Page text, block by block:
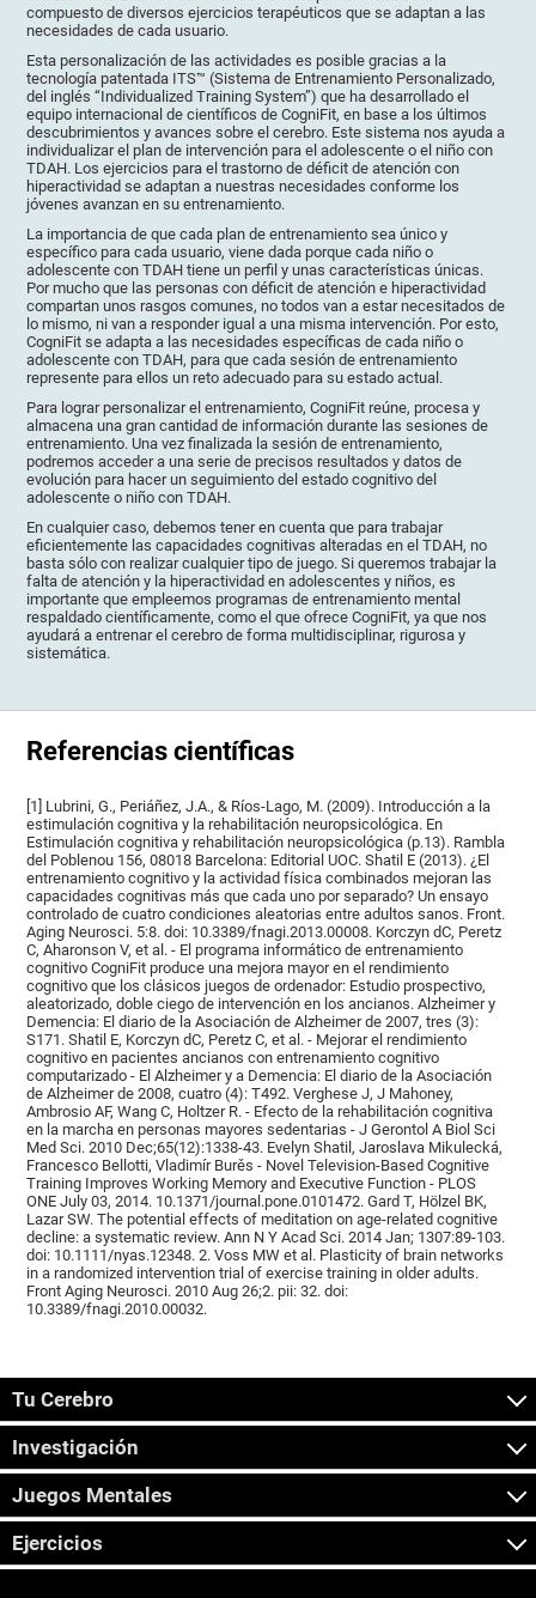
compuesto de diversos ejercicios terapéuticos que se adaptan a las
necesidades de cada usuario.
Esta personalización de las actividades es posible gracias a la
tecnología patentada ITS™ (Sistema de Entrenamiento Personalizado,
del inglés “Individualized Training System”) que ha desarrollado el
equipo internacional de científicos de CogniFit, en base a los últimos
descubrimientos y avances sobre el cerebro. Este sistema nos ayuda a
individualizar el plan de intervención para el adolescente o el niño con
TDAH. Los ejercicios para el trastorno de déficit de atención con
hiperactividad se adaptan a nuestras necesidades conforme los
jóvenes avanzan en su entrenamiento.
La importancia de que cada plan de entrenamiento sea único y
específico para cada usuario, viene dada porque cada niño o
adolescente con TDAH tiene un perfil y unas características únicas.
Por mucho que las personas con déficit de atención e hiperactividad
compartan unos rasgos comunes, no todos van a estar necesitados de
lo mismo, ni van a responder igual a una misma intervención. Por esto,
CogniFit se adapta a las necesidades específicas de cada niño o
adolescente con TDAH, para que cada sesión de entrenamiento
represente para ellos un reto adecuado para su estado actual.
Para lograr personalizar el entrenamiento, CogniFit reúne, procesa y
almacena una gran cantidad de información durante las sesiones de
entrenamiento. Una vez finalizada la sesión de entrenamiento,
podremos acceder a una serie de precisos resultados y datos de
evolución para hacer un seguimiento del estado cognitivo del
adolescente o niño con TDAH.
En cualquier caso, debemos tener en cuenta que para trabajar
eficientemente las capacidades cognitivas alteradas en el TDAH, no
basta sólo con realizar cualquier tipo de juego. Si queremos trabajar la
falta de atención y la hiperactividad en adolescentes y niños, es
importante que empleemos programas de entrenamiento mental
respaldado científicamente, como el que ofrece CogniFit, ya que nos
ayudará a entrenar el cerebro de forma multidisciplinar, rigurosa y
sistemática.
Referencias científicas
[1] Lubrini, G., Periáñez, J.A., & Ríos-Lago, M. (2009). Introducción a la
estimulación cognitiva y la rehabilitación neuropsicológica. En
Estimulación cognitiva y rehabilitación neuropsicológica (p.13). Rambla
del Poblenou 156, 08018 Barcelona: Editorial UOC. Shatil E (2013). ¿El
entrenamiento cognitivo y la actividad física combinados mejoran las
capacidades cognitivas más que cada uno por separado? Un ensayo
controlado de cuatro condiciones aleatorias entre adultos sanos. Front.
Aging Neurosci. 5:8. doi: 10.3389/fnagi.2013.00008. Korczyn dC, Peretz
C, Aharonson V, et al. - El programa informático de entrenamiento
cognitivo CogniFit produce una mejora mayor en el rendimiento
cognitivo que los clásicos juegos de ordenador: Estudio prospectivo,
aleatorizado, doble ciego de intervención en los ancianos. Alzheimer y
Demencia: El diario de la Asociación de Alzheimer de 2007, tres (3):
S171. Shatil E, Korczyn dC, Peretz C, et al. - Mejorar el rendimiento
cognitivo en pacientes ancianos con entrenamiento cognitivo
computarizado - El Alzheimer y a Demencia: El diario de la Asociación
de Alzheimer de 2008, cuatro (4): T492. Verghese J, J Mahoney,
Ambrosio AF, Wang C, Holtzer R. - Efecto de la rehabilitación cognitiva
en la marcha en personas mayores sedentarias - J Gerontol A Biol Sci
Med Sci. 2010 Dec;65(12):1338-43. Evelyn Shatil, Jaroslava Mikulecká,
Francesco Bellotti, Vladimír Burěs - Novel Television-Based Cognitive
Training Improves Working Memory and Executive Function - PLOS
ONE July 03, 2014. 10.1371/journal.pone.0101472. Gard T, Hölzel BK,
Lazar SW. The potential effects of meditation on age-related cognitive
decline: a systematic review. Ann N Y Acad Sci. 2014 Jan; 1307:89-103.
doi: 10.1111/nyas.12348. 2. Voss MW et al. Plasticity of brain networks
in a randomized intervention trial of exercise training in older adults.
Front Aging Neurosci. 2010 Aug 26;2. pii: 32. doi:
10.3389/fnagi.2010.00032.
Tu Cerebro
Investigación
Juegos Mentales
Ejercicios